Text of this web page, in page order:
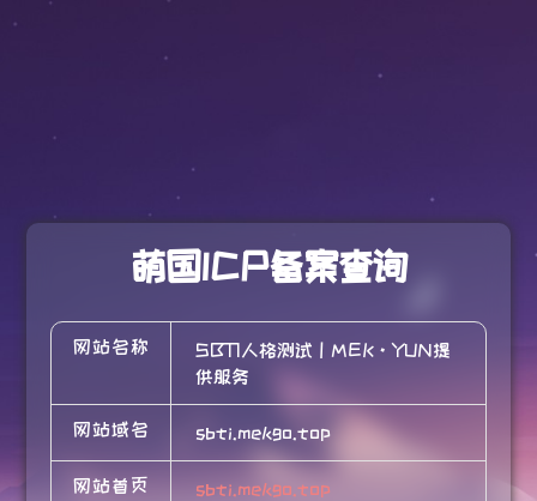
萌国ICP备案查询
网站名称
SBTI人格测试｜MEK·YUN提
供服务
网站域名 sbti.mekgo.top
网站首页 sbti.mekgo.top